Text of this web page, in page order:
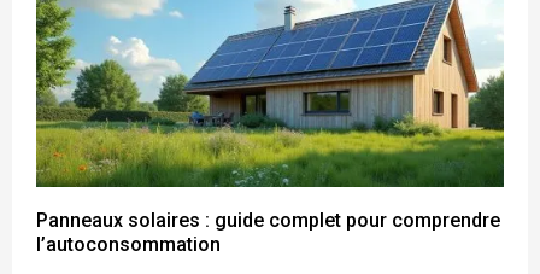
Panneaux solaires : guide complet pour comprendre
l’autoconsommation